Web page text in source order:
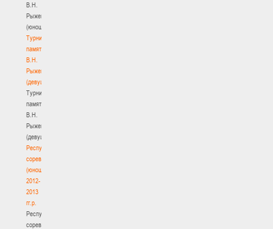
В.Н.
Рыженкова
(юноши)
Турнир
памяти
В.Н.
Рыженкова
(девушки)
Турнир
памяти
В.Н.
Рыженкова
(девушки)
Республиканские
соревнования
(юноши)
2012-
2013
гг.р.
Республиканские
соревнования